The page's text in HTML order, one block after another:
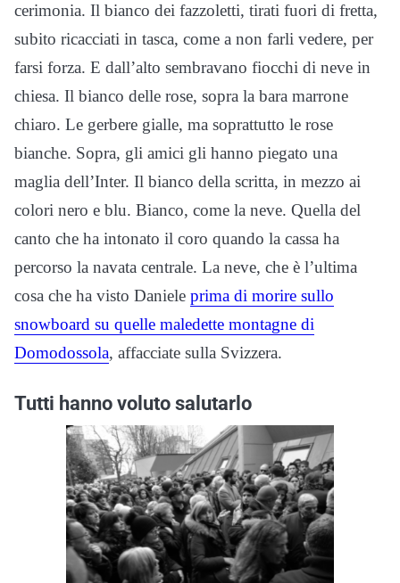
cerimonia. Il bianco dei fazzoletti, tirati fuori di fretta,
subito ricacciati in tasca, come a non farli vedere, per
farsi forza. E dall’alto sembravano fiocchi di neve in
chiesa. Il bianco delle rose, sopra la bara marrone
chiaro. Le gerbere gialle, ma soprattutto le rose
bianche. Sopra, gli amici gli hanno piegato una
maglia dell’Inter. Il bianco della scritta, in mezzo ai
colori nero e blu. Bianco, come la neve. Quella del
canto che ha intonato il coro quando la cassa ha
percorso la navata centrale. La neve, che è l’ultima
cosa che ha visto Daniele prima di morire sullo
snowboard su quelle maledette montagne di
Domodossola, affacciate sulla Svizzera.
Tutti hanno voluto salutarlo